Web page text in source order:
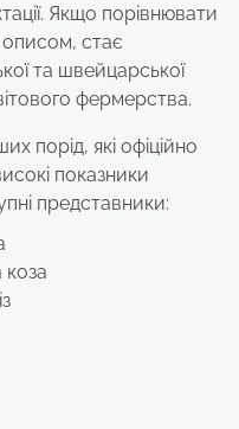
Якщо порівнювати
описом, стає
та швейцарської
фермерства.
порід, які офіційно
показники
представники:
коза